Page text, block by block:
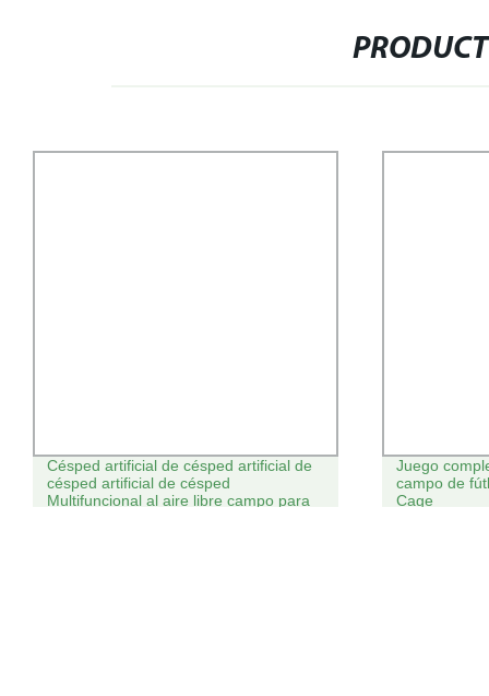
Césped artificial de césped artificial de
césped artificial de césped
Multifuncional al aire libre campo para
Juego
campo de
Cage